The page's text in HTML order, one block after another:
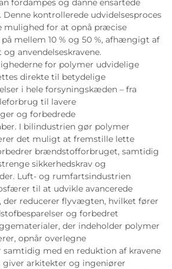
fordampes og danne ensartede
kontrollerede udvidelsesproces
mulighed for at opnå præcise
mellem 10 % og 50 %, afhængigt af
anvendelseskravene.
for polymer udvidelige
direkte til betydelige
i hele forsyningskæden – fra
til lavere
og forbedrede
I bilindustrien gør polymer
det muligt at fremstille lette
brændstofforbruget, samtidig
sikkerhedskrav og
Luft- og rumfartsindustrien
til at udvikle avancerede
der reducerer flyvægten, hvilket fører
og forbedret
der indeholder polymer
opnår overlegne
samtidig med en reduktion af kravene
arkitekter og ingeniører